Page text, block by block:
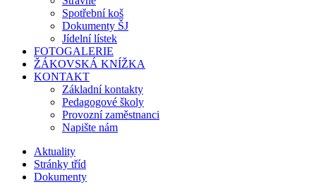
Spotřební koš
Dokumenty ŠJ
Jídelní lístek
FOTOGALERIE
ŽÁKOVSKÁ KNÍŽKA
KONTAKT
Základní kontakty
Pedagogové školy
Provozní zaměstnanci
Napište nám
Aktuality
Stránky tříd
Dokumenty